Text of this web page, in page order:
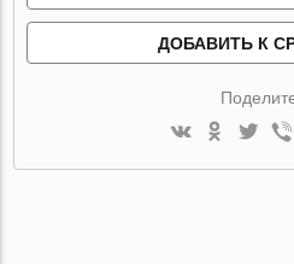
ДОБАВИТЬ К